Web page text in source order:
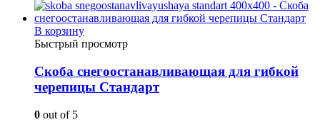
В корзину
Быстрый просмотр
Скоба снегоостанавливающая для гибкой
черепицы Стандарт
0 out of 5